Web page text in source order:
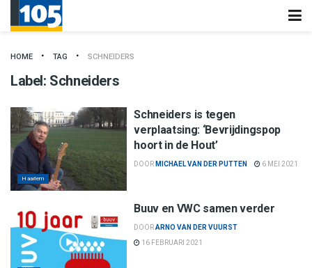
HOME TAG SCHNEIDERS
Label: Schneiders
Haarlem
Schneiders is tegen
verplaatsing: ‘Bevrijdingspop
hoort in de Hout’
DOOR MICHAEL VAN DER PUTTEN 6 MEI 2021
Buuv en VWC samen verder
DOORARNO VAN DER VUURST
16 FEBRUARI 2021